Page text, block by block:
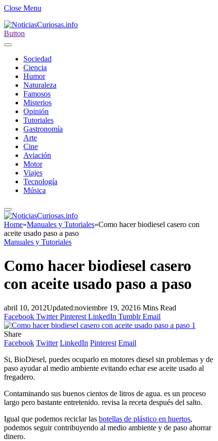
Close Menu
Button
Sociedad
Ciencia
Humor
Naturaleza
Famosos
Misterios
Opinión
Tutoriales
Gastronomía
Arte
Cine
Aviación
Motor
Viajes
Tecnología
Música
Home»Manuales y Tutoriales»Como hacer biodiesel casero con
aceite usado paso a paso
Manuales y Tutoriales
Como hacer biodiesel casero
con aceite usado paso a paso
abril 10, 2012Updated:noviembre 19, 20216 Mins Read
Facebook Twitter Pinterest LinkedIn Tumblr Email
Share
Facebook Twitter LinkedIn Pinterest Email
Si, BioDiesel, puedes ocuparlo en motores diesel sin problemas y de
paso ayudar al medio ambiente evitando echar ese aceite usado al
fregadero.
Contaminando sus buenos cientos de litros de agua. es un proceso
largo pero bastante entretenido. revisa la receta después del salto.
Igual que podemos reciclar las botellas de plástico en huertos,
podemos seguir contribuyendo al medio ambiente y de paso ahorrar
dinero.